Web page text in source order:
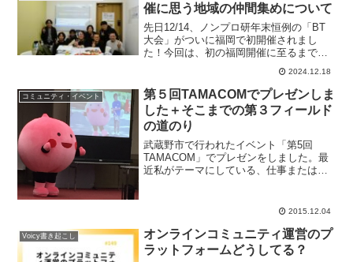
催に思う地域の仲間集めについて
先日12/14、ノンプロ研年末恒例の「BT
大会」がついに福岡で初開催されまし
た！今回は、初の福岡開催に至るまでの
道のりや、地域での仲間集めをどう進め
るかについて考えたいと思います。
2024.12.18
コミュニティ・イベント
第５回TAMACOMでプレゼンしま
した＋そこまでの第３フィールド
の道のり
武蔵野市で行われたイベント「第5回
TAMACOM」でプレゼンをしました。最
近私がテーマにしている、仕事またはブ
2015.12.04
Voicy書き起こし
オンラインコミュニティ運営のプ
ラットフォームどうしてる？